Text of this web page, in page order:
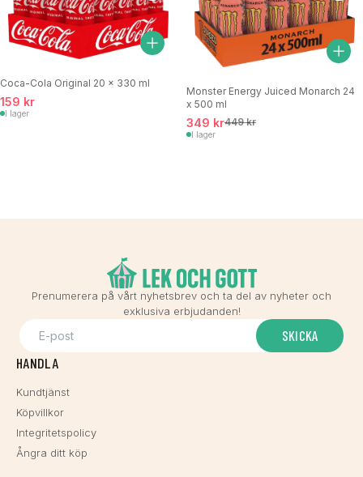
Coca-Cola Original 20 x 330 ml
159 kr
I lager
Monster Energy Juiced Monarch 24
x 500 ml
349 kr449 kr
I lager
Prenumerera på vårt nyhetsbrev och ta del av nyheter och
exklusiva erbjudanden!
SKICKA
HANDLA
Kundtjänst
Köpvillkor
Integritetspolicy
Ångra ditt köp